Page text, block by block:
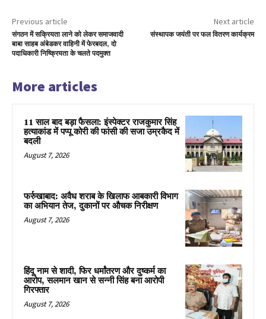
Previous article
संगठन में सक्रियता लाने को लेकर समाजवादी
बाबा साहब अंबेडकर वाहिनी में फेरबदल, दो
पदाधिकारी निष्क्रियता के चलते पदमुक्त
Next article
संस्थापक जयंती पर फल वितरण कार्यक्रम
More articles
11 साल बाद बड़ा फैसला: इंस्पेक्टर राजकुमार सिंह
हत्याकांड में पप्पू कोरी की फांसी की सजा उम्रकैद में
बदली
August 7, 2026
फर्रुखाबाद: अवैध शराब के खिलाफ आबकारी विभाग
का अभियान तेज, दुकानों पर औचक निरीक्षण
August 7, 2026
हिंदू नाम से शादी, फिर धर्मांतरण और दुष्कर्म का
आरोप, सलमान खान से सन्नी सिंह बना आरोपी
गिरफ्तार
August 7, 2026